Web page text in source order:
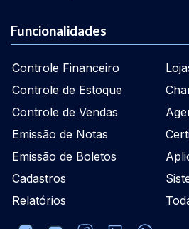
Funcionalidades
Controle Financeiro
Controle de Estoque
Controle de Vendas
Emissão de Notas
Emissão de Boletos
Cadastros
Relatórios